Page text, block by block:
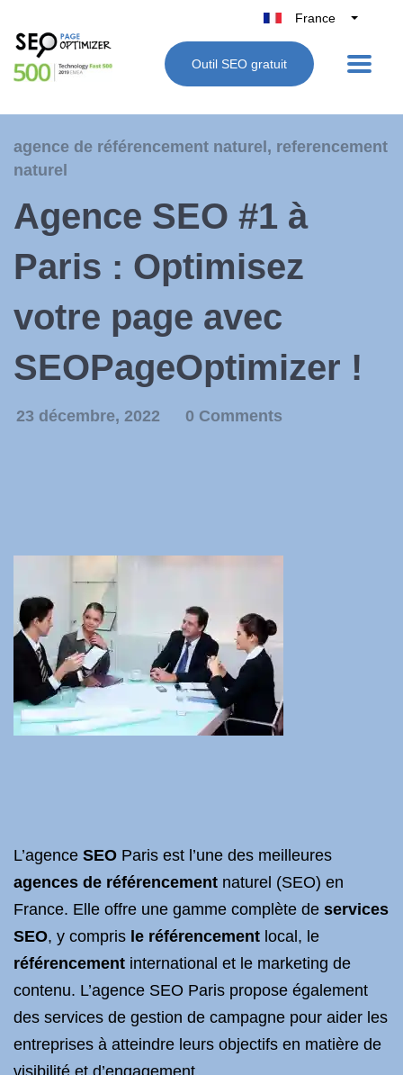
France
Belgique
België
Italie
Outil SEO gratuit
agence de référencement naturel , referencement
naturel
Agence SEO #1 à
Paris : Optimisez
votre page avec
SEOPageOptimizer !
23 décembre, 2022 0 Comments
L’agence SEO Paris est l’une des meilleures
agences de référencement naturel (SEO) en
France. Elle offre une gamme complète de services
SEO, y compris le référencement local, le
référencement international et le marketing de
contenu. L’agence SEO Paris propose également
des services de gestion de campagne pour aider les
entreprises à atteindre leurs objectifs en matière de
visibilité et d’engagement.